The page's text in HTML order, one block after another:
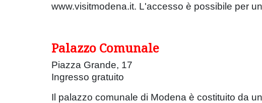
www.visitmodena.it. L'accesso è possibile per
Palazzo Comunale
Piazza Grande, 17
Ingresso gratuito
Il palazzo comunale di Modena è costituito da